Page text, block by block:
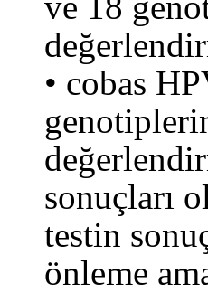
• cobas
sonuçları
testin
önleme